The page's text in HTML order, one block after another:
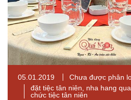
05.01.2019 Chưa được phân
đặt tiệc tân niên, nha hang
chức tiệc tân niên